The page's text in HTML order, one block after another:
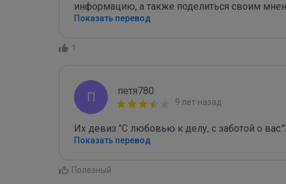
информацию, а также поделиться своим
Показать перевод
1
П петя780
9 лет назад
Их девиз "С любовью к делу, с заботой о
Показать перевод
Полезный